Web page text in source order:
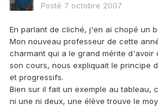
Posté 7 octobre 2007
En parlant de cliché, j'en ai chopé un
Mon nouveau professeur de cette
charmant qui a le grand mérite d'avoir
son cours, nous expliquait le principe
et progressifs.
Bien sur il fait un exemple au tableau,
ni une ni deux, une élève trouve le